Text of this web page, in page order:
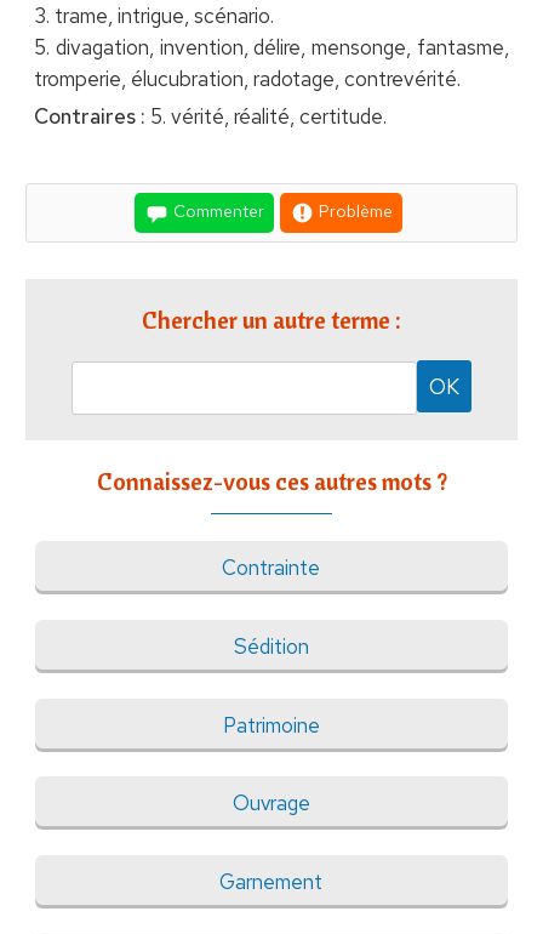
3. trame, intrigue, scénario.
5. divagation, invention, délire, mensonge, fantasme,
tromperie, élucubration, radotage, contrevérité.
Contraires : 5. vérité, réalité, certitude.
Commenter Problème
Chercher un autre terme :
Connaissez-vous ces autres mots ?
Contrainte
Sédition
Patrimoine
Ouvrage
Garnement